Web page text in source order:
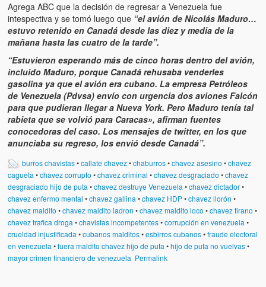
Víctimas del régimen dictatorial de Chávez desde que tomó el
poder hasta el 31 de diciembre de 2009
Víctimas inocentes de la violencia castrista del 4 de Febrero de
1992
¡¡¡Miserable traidor, mira a tu pueblo!!! (Despicable traitor, look
your country!!!)
Fotos
Versos
Cuentos
Videos
Chistes
Agrega ABC que la decisión de regresar a Venezuela fue
intespectiva y se tomó luego que “el avión de Nicolás Maduro…
estuvo retenido en Canadá desde las diez y media de la
mañana hasta las cuatro de la tarde”.
“Estuvieron esperando más de cinco horas dentro del avión,
incluido Maduro, porque Canadá rehusaba venderles
gasolina ya que el avión era cubano. La empresa Petróleos
de Venezuela (Pdvsa) envío con urgencia dos aviones Falcón
para que pudieran llegar a Nueva York. Pero Maduro tenía tal
rabieta que se volvió para Caracas», afirman fuentes
conocedoras del caso. Los mensajes de twitter, en los que
anunciaba su regreso, los envió desde Canadá”.
burros chavistas•callate chavez•chaburros•chavez asesino •chavez
cagueta •chavez corrupto •chavez criminal •chavez desgraciado •chavez
desgraciado hijo de puta •chavez destruye Venezuela •chavez dictador•
chavez enfermo mental •chavez gallina •chavez HDP•chavez llorón •
chavez maldito •chavez maldito ladron •chavez maldito loco •chavez tirano •
chavez trafica droga •chavistas incompetentes•corrupción en venezuela •
crueldad injustificada •cubanos malditos•esbirros cubanos•fraude electoral
en venezuela •fuera maldito chavez hijo de puta •hijo de puta no vuelvas•
mayor crimen financiero de venezuela Permalink